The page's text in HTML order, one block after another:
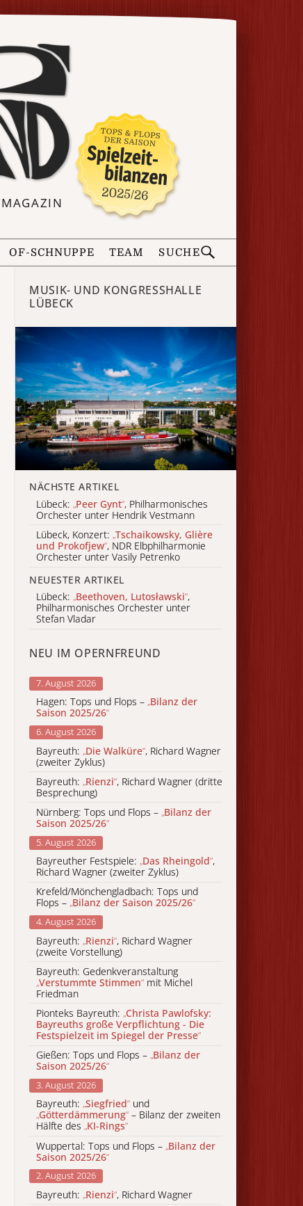
OF-SCHNUPPE TEAM SUCHE
MUSIK- UND KONGRESSHALLE L
ÜBECK
NÄCHSTE ARTIKEL
Lübeck: „Peer Gynt“, Philharmonisches
Orchester unter Hendrik Vestmann
Lübeck, Konzert: „Tschaikowsky, Glière
und Prokofjew“, NDR Elbphilharmonie
Orchester unter Vasily Petrenko
NEUESTER ARTIKEL
Lübeck: „Beethoven, Lutosławski“,
Philharmonisches Orchester unter
Stefan Vladar
NEU IM OPERNFREUND
7. August 2026
Hagen: Tops und Flops – „Bilanz der
Saison 2025/26“
6. August 2026
Bayreuth: „Die Walküre“, Richard Wagner
(zweiter Zyklus)
Bayreuth: „Rienzi“, Richard Wagner (dritte
Besprechung)
Nürnberg: Tops und Flops – „Bilanz der
Saison 2025/26“
5. August 2026
Bayreuther Festspiele: „Das Rheingold“,
Richard Wagner (zweiter Zyklus)
Krefeld/Mönchengladbach: Tops und
Flops – „Bilanz der Saison 2025/26“
4. August 2026
Bayreuth: „Rienzi“, Richard Wagner
(zweite Vorstellung)
Bayreuth: Gedenkveranstaltung
„Verstummte Stimmen“ mit Michel
Friedman
Pionteks Bayreuth: „Christa Pawlofsky:
Bayreuths große Verpflichtung - Die
Festspielzeit im Spiegel der Presse“
Gießen: Tops und Flops – „Bilanz der
Saison 2025/26“
3. August 2026
Bayreuth: „Siegfried“ und
„Götterdämmerung“ – Bilanz der zweiten
Hälfte des „KI-Rings“
Wuppertal: Tops und Flops – „Bilanz der
Saison 2025/26“
2. August 2026
Bayreuth: „Rienzi“, Richard Wagner